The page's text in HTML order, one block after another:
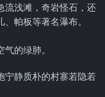
流浅滩，奇岩怪石，还
帕板等著名瀑布。
的绿肺。
宁静质朴的村寨若隐若